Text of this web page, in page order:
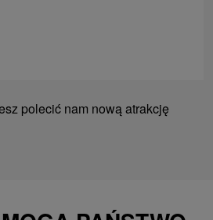
polecić nam nową atrakcję